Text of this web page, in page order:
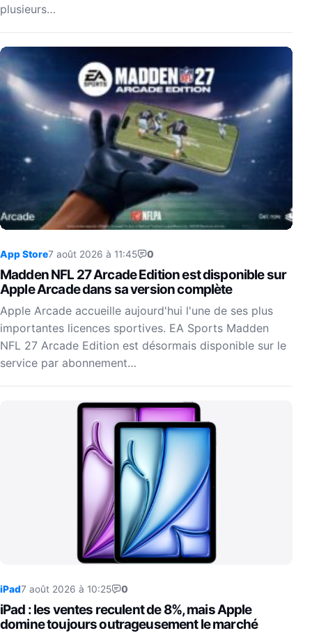
plusieurs…
App Store7 août 2026 à 11:45 0
Madden NFL 27 Arcade Edition est disponible sur
Apple Arcade dans sa version complète
Apple Arcade accueille aujourd'hui l'une de ses plus
importantes licences sportives. EA Sports Madden
NFL 27 Arcade Edition est désormais disponible sur le
service par abonnement…
iPad7 août 2026 à 10:25 0
iPad : les ventes reculent de 8%, mais Apple
domine toujours outrageusement le marché